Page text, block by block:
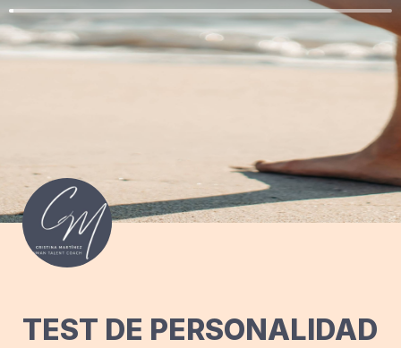
TEST DE PERSONALIDAD